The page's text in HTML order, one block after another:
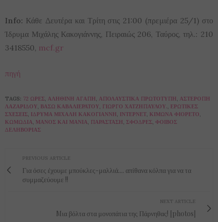
Info: Κάθε Δευτέρα και Τρίτη στις 21:00 (πρεμιέρα 25/1) στο
Ίδρυμα Μιχάλης Κακογιάννης, Πειραιώς 206, Ταύρος, τηλ.: 210
3418550, mcf.gr
πηγή
TAGS: 72 ΏΡΕΣ ΑΛΗΘΙΝΉ ΑΓΆΠΗ ΑΠΟΛΑΥΣΤΙΚΆ ΠΡΩΤΌΤΥΠΗ ΑΣΤΕΡΌΠΗ
ΛΑΖΑΡΊΔΟΥ ΒΆΣΩ ΚΑΒΑΛΙΕΡΆΤΟΥ ΓΙΏΡΓΟ ΧΑΤΖΗΠΑΎΛΟΥ. ΕΡΩΤΙΚΈΣ
ΣΧΈΣΕΙΣ ΊΔΡΥΜΑ ΜΙΧΆΛΗ ΚΑΚΟΓΙΆΝΝΗ ΊΝΤΕΡΝΕΤ ΚΊΜΩΝΑ ΦΙΟΡΈΤΟ
ΚΩΜΩΔΊΑ ΜΆΝΟΣ ΚΑΙ ΜΆΝΙΑ ΠΑΡΆΣΤΑΣΗ ΣΦΟΔΡΈΣ ΦΟΊΒΟΣ
ΔΕΛΗΒΟΡΙΆΣ
PREVIOUS ARTICLE
Για όσες έχουμε μπούκλες-μαλλιά.... απίθανα κόλπα για να τα
συμμαζεύουμε !!
NEXT ARTICLE
Mια βόλτα στα μονοπάτια της Πάρνηθας! [photos]